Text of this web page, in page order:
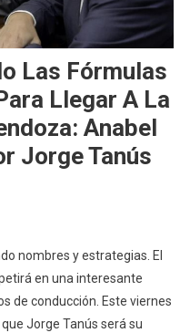
Las Fórmulas
Llegar A La
Anabel
Jorge Tanús
nombres y estrategias. El
en una interesante
de conducción. Este viernes
Jorge Tanús será su